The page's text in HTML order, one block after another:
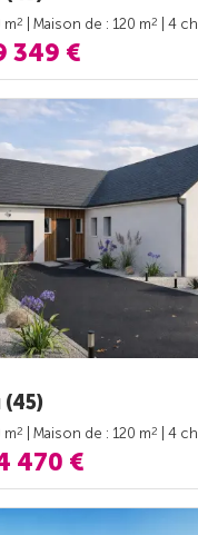
m2 | Maison de : 120 m2
| 4 ch.
349 €
m2 | Maison de : 120 m2
| 4 ch.
470 €